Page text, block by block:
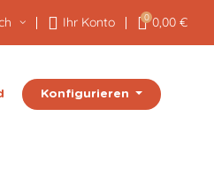
Ihr Konto 0 0,00 €
Konfigurieren